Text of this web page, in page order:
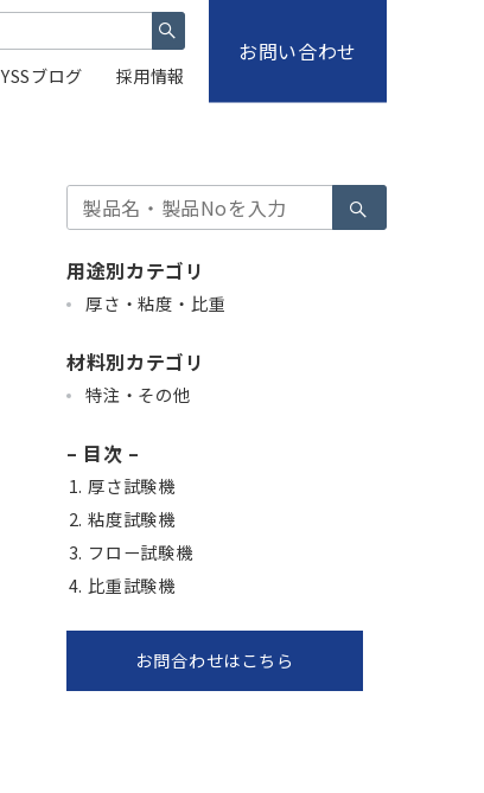
YSSブログ 採用情報
お問い合わせ
検
索
用途別カテゴリ
厚さ・粘度・比重
材料別カテゴリ
特注・その他
– 目次 –
厚さ試験機
粘度試験機
フロー試験機
比重試験機
お問合わせはこちら